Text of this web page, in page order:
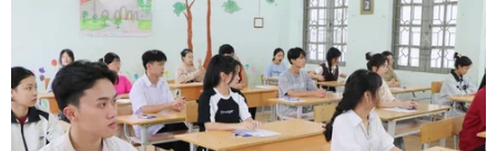
Du lịch Việt Nam đạt nhiều giải thưởng của Tổ chức Du lịch Thế
giới năm 2023. (Ảnh: CTV/Vietnam+)
Đây là sự ghi nhận của bạn bè, đối tác quốc tế